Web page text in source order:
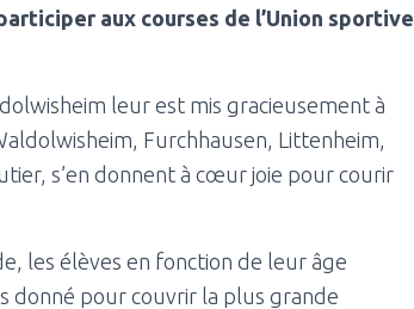
aux courses de l’Union sportive
leur est mis gracieusement à
Furchhausen, Littenheim,
s’en donnent à cœur joie pour courir
les élèves en fonction de leur âge
donné pour couvrir la plus grande